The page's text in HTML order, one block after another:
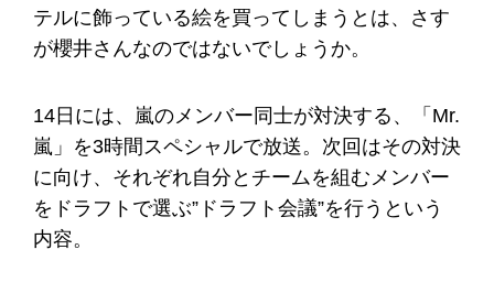
テルに飾っている絵を買ってしまうとは、さす
が櫻井さんなのではないでしょうか。
14日には、嵐のメンバー同士が対決する、「Mr.
嵐」を3時間スペシャルで放送。次回はその対決
に向け、それぞれ自分とチームを組むメンバー
をドラフトで選ぶ”ドラフト会議”を行うという
内容。